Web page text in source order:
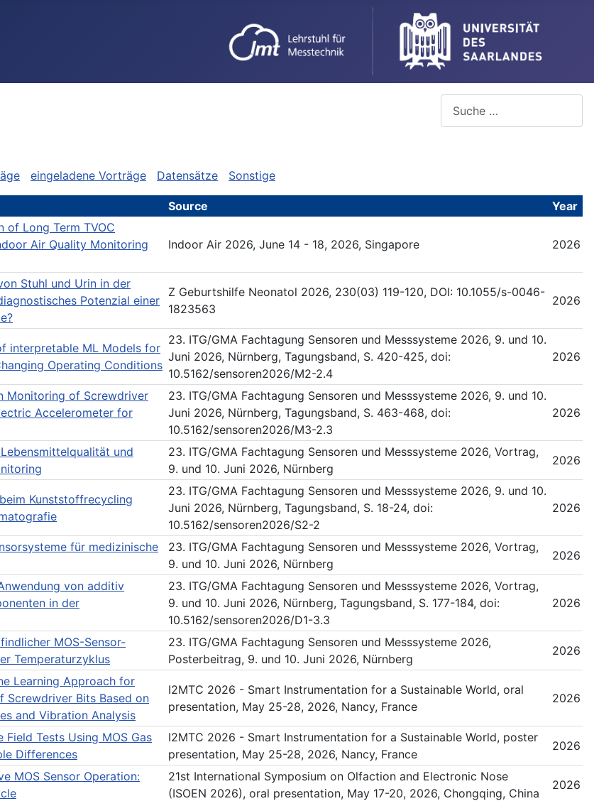
eingeladene Vorträge Datensätze Sonstige
Source Year
of Long Term TVOC
Air Quality Monitoring
Indoor Air 2026, June 14 - 18, 2026, Singapore 2026
Stuhl und Urin in der
Potenzial einer
Z Geburtshilfe Neonatol 2026, 230(03) 119-120, DOI: 10.1055/s-0046-
1823563
2026
interpretable ML Models for
Operating Conditions
23. ITG/GMA Fachtagung Sensoren und Messsysteme 2026, 9. und 10.
Juni 2026, Nürnberg, Tagungsband, S. 420-425, doi:
10.5162/sensoren2026/M2-2.4
2026
Monitoring of Screwdriver
Accelerometer for
23. ITG/GMA Fachtagung Sensoren und Messsysteme 2026, 9. und 10.
Juni 2026, Nürnberg, Tagungsband, S. 463-468, doi:
10.5162/sensoren2026/M3-2.3
2026
und
23. ITG/GMA Fachtagung Sensoren und Messsysteme 2026, Vortrag,
9. und 10. Juni 2026, Nürnberg
2026
Kunststoffrecycling
23. ITG/GMA Fachtagung Sensoren und Messsysteme 2026, 9. und 10.
Juni 2026, Nürnberg, Tagungsband, S. 18-24, doi:
10.5162/sensoren2026/S2-2
2026
für medizinische
23. ITG/GMA Fachtagung Sensoren und Messsysteme 2026, Vortrag,
9. und 10. Juni 2026, Nürnberg
2026
von additiv
in der
23. ITG/GMA Fachtagung Sensoren und Messsysteme 2026, Vortrag,
9. und 10. Juni 2026, Nürnberg, Tagungsband, S. 177-184, doi:
10.5162/sensoren2026/D1-3.3
2026
MOS-Sensor-
Temperaturzyklus
23. ITG/GMA Fachtagung Sensoren und Messsysteme 2026,
Posterbeitrag, 9. und 10. Juni 2026, Nürnberg
2026
Learning Approach for
Bits Based on
and Vibration Analysis
I2MTC 2026 - Smart Instrumentation for a Sustainable World, oral
presentation, May 25-28, 2026, Nancy, France
2026
Field Tests Using MOS Gas
Differences
I2MTC 2026 - Smart Instrumentation for a Sustainable World, poster
presentation, May 25-28, 2026, Nancy, France
2026
MOS Sensor Operation:
21st International Symposium on Olfaction and Electronic Nose
(ISOEN 2026), oral presentation, May 17-20, 2026, Chongqing, China
2026